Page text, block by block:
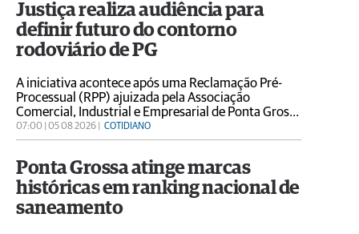
Justiça realiza audiência para
definir futuro do contorno
rodoviário de PG
A iniciativa acontece após uma Reclamação Pré-
Processual (RPP) ajuizada pela Associação
Comercial, Industrial e Empresarial de Ponta Grossa
(Acipg) em conjunto com entidades
representativas da sociedade civil
07:00 | 05 08 2026 | COTIDIANO
Ponta Grossa atinge marcas
históricas em ranking nacional de
saneamento